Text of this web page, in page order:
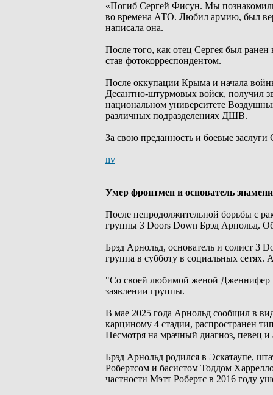
«Погиб Сергей Фисун. Мы
во времена АТО. Любил армию, был
написала она.
После того, как отец Сергея был
став фотокорреспондентом.
После оккупации Крыма и начала
Десантно-штурмовых войск, получил
национальном университете
различных подразделениях ДШВ.
За свою преданность и боевые
nv
Умер фронтмен и основатель
После непродолжительной борьбы с
группы 3 Doors Down Брэд Арнольд.
Брэд Арнольд, основатель и солист 3
группа в субботу в социальных сетях.
"Со своей любимой женой Дженнифер
заявлении группы.
В мае 2025 года Арнольд сообщил в
карциному 4 стадии, распространен
Несмотря на мрачный диагноз, певец и
Брэд Арнольд родился в Эскатаупе,
Робертсом и басистом Тоддом
частности Мэтт Робертс в 2016 году